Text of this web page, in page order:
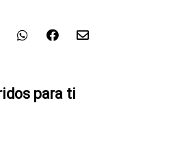
para ti